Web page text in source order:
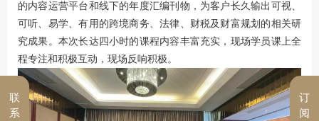
的内容运营平台和线下的年度汇编刊物，为客户长久输出可视、
可听、易学、有用的跨境商务、法律、财税及财富规划的相关研
究成果。本次长达四小时的课程内容丰富充实，现场学员课上全
程专注和积极互动，现场反响积极。
订
阅
联
系